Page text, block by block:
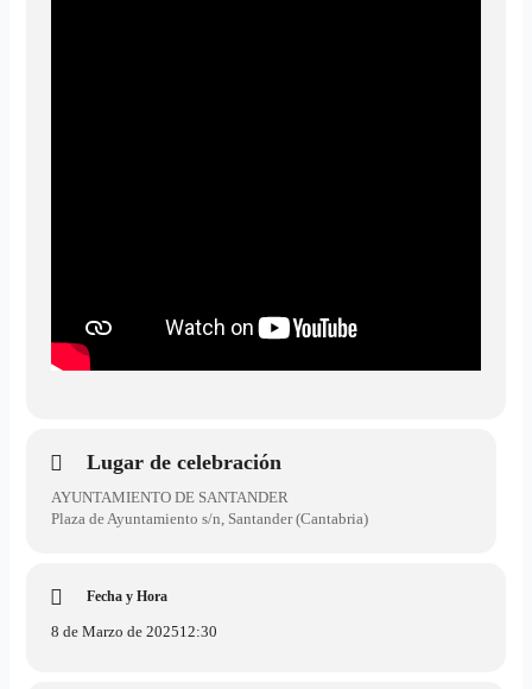
Lugar de celebración
AYUNTAMIENTO DE SANTANDER
Plaza de Ayuntamiento s/n, Santander (Cantabria)
Fecha y Hora
8 de Marzo de 202512:30